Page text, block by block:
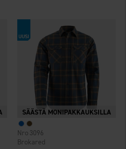
Brokared
3096